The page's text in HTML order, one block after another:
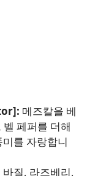
메즈칼을 베
페퍼를 더해
를 자랑합니
바질, 라즈베리,